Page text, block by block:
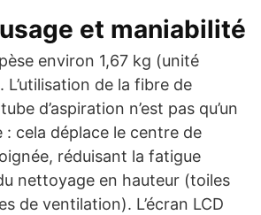
et maniabilité
environ 1,67 kg (unité
L’utilisation de la fibre de
d’aspiration n’est pas qu’un
cela déplace le centre de
réduisant la fatigue
nettoyage en hauteur (toiles
de ventilation). L’écran LCD